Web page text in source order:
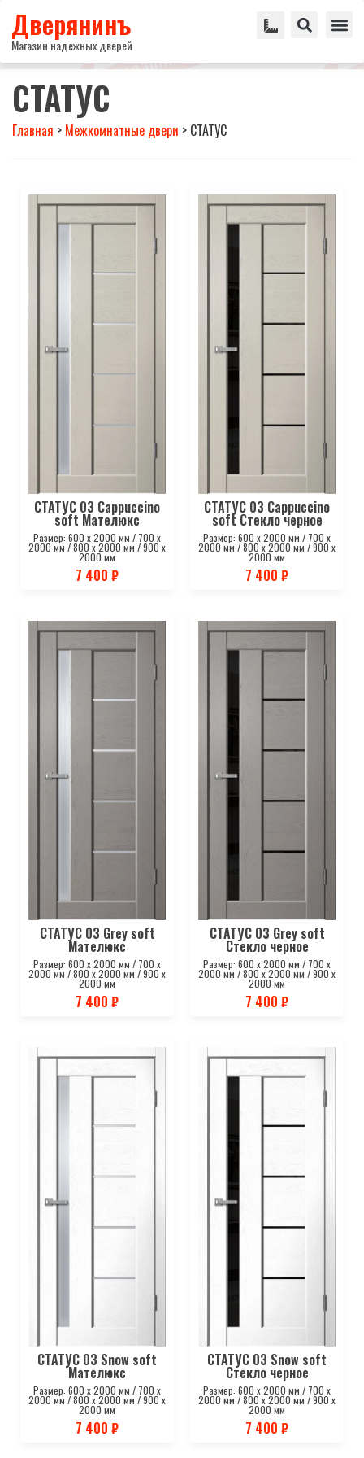
Дверянинъ
Магазин надежных дверей
СТАТУС
Главная > Межкомнатные двери > СТАТУС
СТАТУС 03 Cappuccino
soft Мателюкс
Размер: 600 х 2000 мм / 700 х
2000 мм / 800 х 2000 мм / 900 х
2000 мм
7 400 ₽
СТАТУС 03 Cappuccino
soft Стекло черное
Размер: 600 х 2000 мм / 700 х
2000 мм / 800 х 2000 мм / 900 х
2000 мм
7 400 ₽
СТАТУС 03 Grey soft
Мателюкс
Размер: 600 х 2000 мм / 700 х
2000 мм / 800 х 2000 мм / 900 х
2000 мм
7 400 ₽
СТАТУС 03 Grey soft
Стекло черное
Размер: 600 х 2000 мм / 700 х
2000 мм / 800 х 2000 мм / 900 х
2000 мм
7 400 ₽
СТАТУС 03 Snow soft
Мателюкс
Размер: 600 х 2000 мм / 700 х
2000 мм / 800 х 2000 мм / 900 х
2000 мм
7 400 ₽
СТАТУС 03 Snow soft
Стекло черное
Размер: 600 х 2000 мм / 700 х
2000 мм / 800 х 2000 мм / 900 х
2000 мм
7 400 ₽